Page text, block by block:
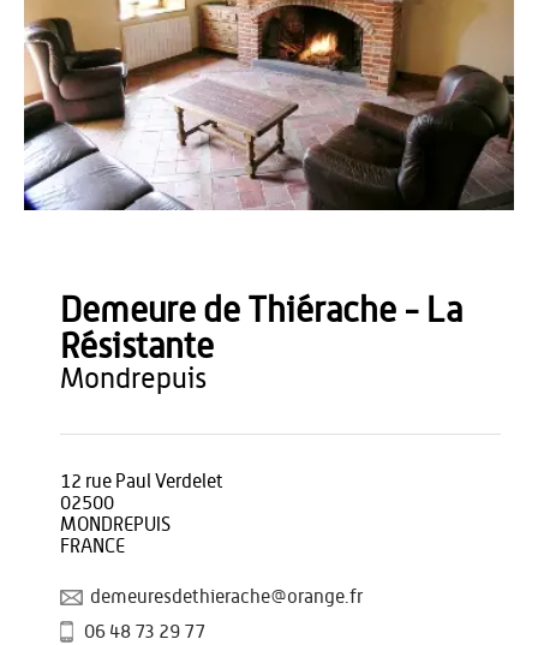
Demeure de Thiérache - La
Résistante
mondrepuis
12 rue Paul Verdelet
02500
MONDREPUIS
FRANCE
demeuresdethierache@orange.fr
06 48 73 29 77